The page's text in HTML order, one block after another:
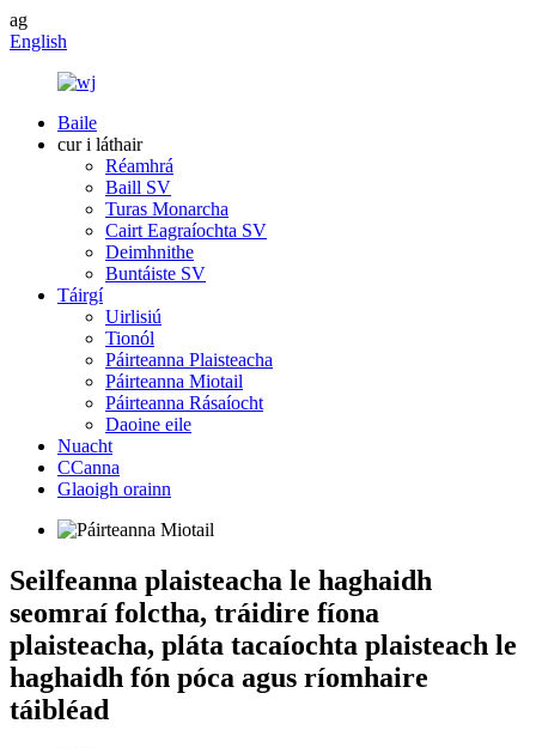
ag
English
Baile
cur i láthair
Réamhrá
Baill SV
Turas Monarcha
Cairt Eagraíochta SV
Deimhnithe
Buntáiste SV
Táirgí
Uirlisiú
Tionól
Páirteanna Plaisteacha
Páirteanna Miotail
Páirteanna Rásaíocht
Daoine eile
Nuacht
CCanna
Glaoigh orainn
Seilfeanna plaisteacha le haghaidh
seomraí folctha, tráidire fíona
plaisteacha, pláta tacaíochta plaisteach le
haghaidh fón póca agus ríomhaire
táibléad